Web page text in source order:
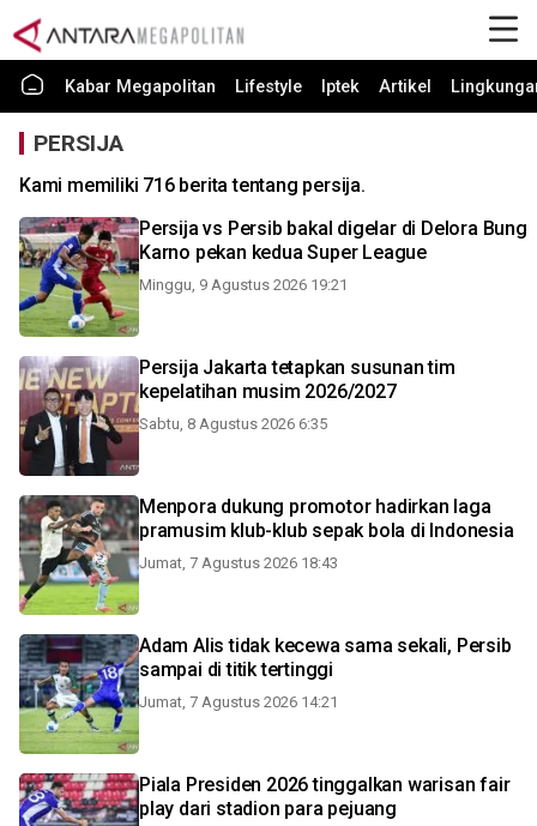
Kabar Megapolitan Lifestyle Iptek Artikel
PERSIJA
Kami memiliki 716 berita tentang persija.
Persija vs Persib bakal digelar di Delora Bung
Karno pekan kedua Super League
Minggu, 9 Agustus 2026 19:21
Persija Jakarta tetapkan susunan tim
kepelatihan musim 2026/2027
Sabtu, 8 Agustus 2026 6:35
Menpora dukung promotor hadirkan laga
pramusim klub-klub sepak bola di Indonesia
Jumat, 7 Agustus 2026 18:43
Adam Alis tidak kecewa sama sekali, Persib
sampai di titik tertinggi
Jumat, 7 Agustus 2026 14:21
Piala Presiden 2026 tinggalkan warisan fair
play dari stadion para pejuang